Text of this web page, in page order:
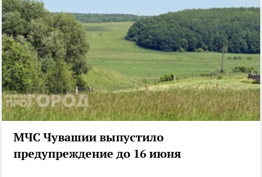
МЧС Чувашии выпустило
предупреждение до 16 июня